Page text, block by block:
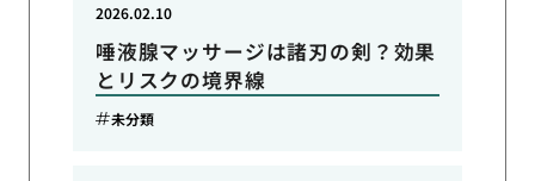
唾液腺マッサージは諸刃の剣？効果
とリスクの境界線
2026.02.10
未分類